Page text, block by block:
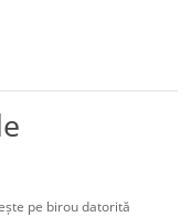
pe birou datorită